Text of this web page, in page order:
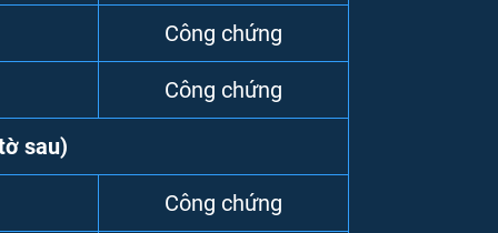
Công chứng
Công chứng
sau)
Công chứng